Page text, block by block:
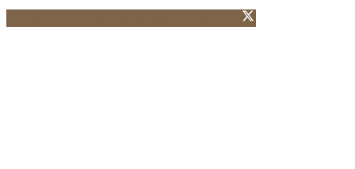
Guardar no Pinterest